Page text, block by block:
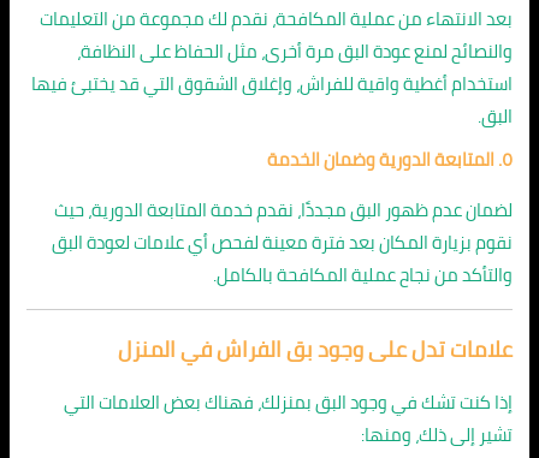
بعد الانتهاء من عملية المكافحة، نقدم لك مجموعة من التعليمات
والنصائح لمنع عودة البق مرة أخرى، مثل الحفاظ على النظافة،
استخدام أغطية واقية للفراش، وإغلاق الشقوق التي قد يختبئ فيها
البق.
٥. المتابعة الدورية وضمان الخدمة
لضمان عدم ظهور البق مجددًا، نقدم خدمة المتابعة الدورية، حيث
نقوم بزيارة المكان بعد فترة معينة لفحص أي علامات لعودة البق
والتأكد من نجاح عملية المكافحة بالكامل.
علامات تدل على وجود بق الفراش في المنزل
إذا كنت تشك في وجود البق بمنزلك، فهناك بعض العلامات التي
تشير إلى ذلك، ومنها: